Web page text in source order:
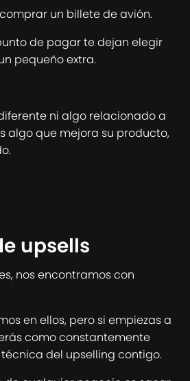
un billete de avión.
de pagar te dejan elegir
pequeño extra.
ni algo relacionado a
algo que mejora su producto,
upsells
nos encontramos con
en ellos, pero si empiezas a
como constantemente
del upselling contigo.